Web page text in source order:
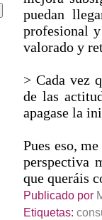
puedan
profesional
valorado y
> Cada vez
de las
apagase la
Pues eso,
perspectiva
que queráis
Publicado por
Etiquetas: